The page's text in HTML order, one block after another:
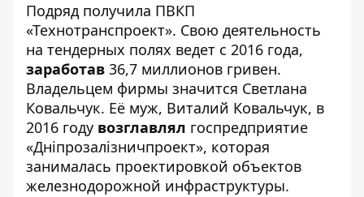
Подряд получила ПВКП
«Технотранспроект». Свою деятельность
на тендерных полях ведет с 2016 года,
заработав 36,7 миллионов гривен.
Владельцем фирмы значится Светлана
Ковальчук. Её муж, Виталий Ковальчук, в
2016 году возглавлял госпредприятие
«Дніпрозалізничпроект», которая
занималась проектировкой объектов
железнодорожной инфраструктуры.